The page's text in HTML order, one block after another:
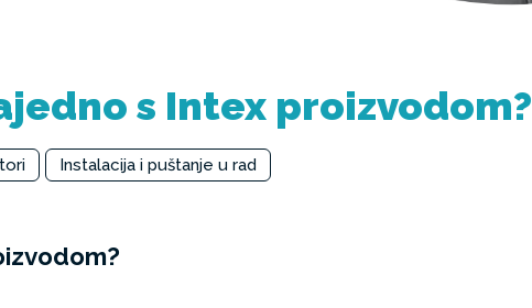
s Intex proizvodom?
Instalacija i puštanje u rad